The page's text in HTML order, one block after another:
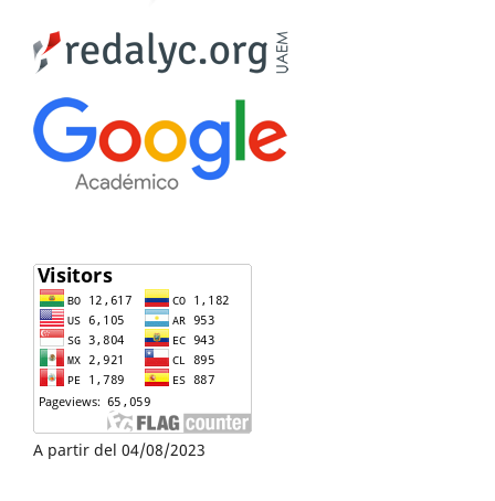
A partir del 04/08/2023